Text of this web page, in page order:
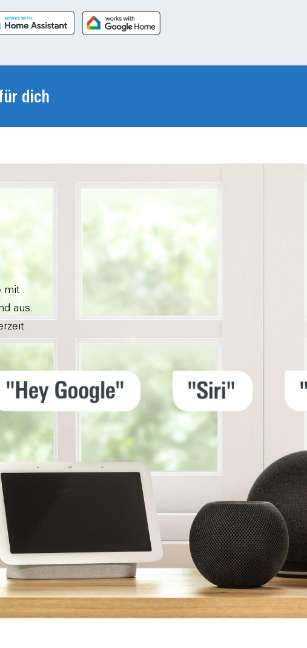
dich
mit
aus.
DEINE WAHL
inkl. MwSt., zzgl. Versandkosten
Bei unseren Partnern kaufen